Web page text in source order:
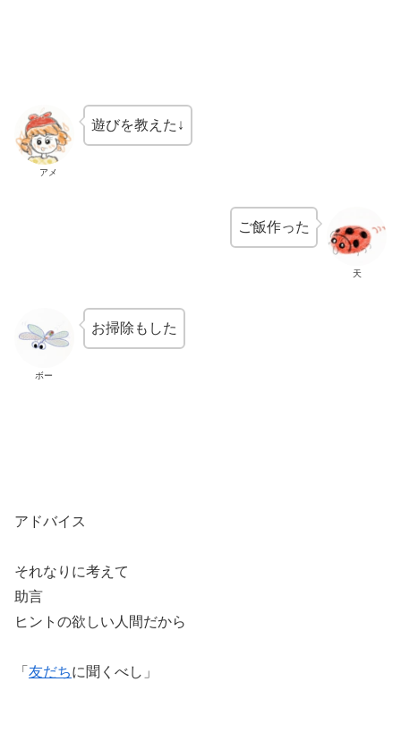
アメ
遊びを教えた↓
天
ご飯作った
ボー
お掃除もした
アドバイス
それなりに考えて
助言
ヒントの欲しい人間だから
「 友だちに聞くべし」